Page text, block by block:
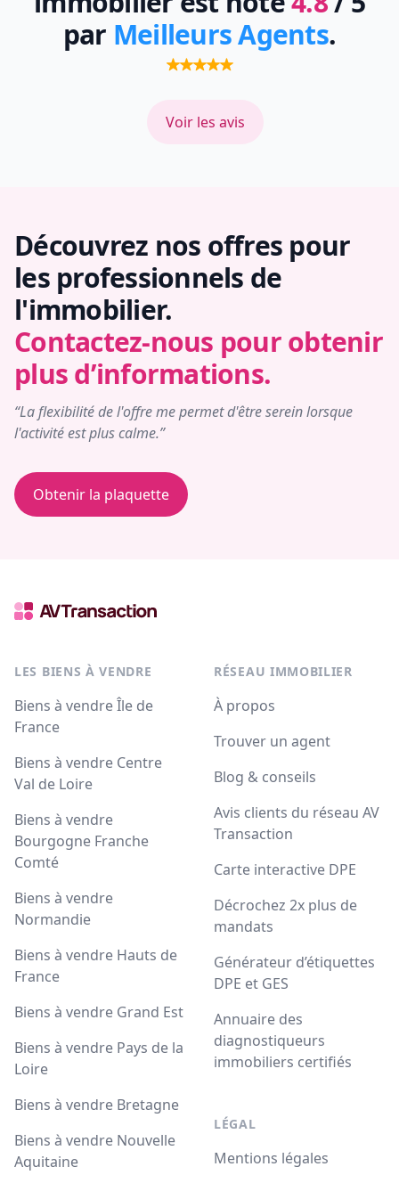
par Meilleurs Agents.
Voir les avis
Découvrez nos offres pour
les professionnels de
l'immobilier.
Contactez-nous pour obtenir
plus d’informations.
“La flexibilité de l'offre me permet d'être serein lorsque
l'activité est plus calme.”
Obtenir la plaquette
LES BIENS À VENDRE
Biens à vendre Île de
France
Biens à vendre Centre
Val de Loire
Biens à vendre
Bourgogne Franche
Comté
Biens à vendre
Normandie
Biens à vendre Hauts de
France
Biens à vendre Grand Est
Biens à vendre Pays de la
Loire
Biens à vendre Bretagne
Biens à vendre Nouvelle
Aquitaine
RÉSEAU IMMOBILIER
À propos
Trouver un agent
Blog & conseils
Avis clients du réseau AV
Transaction
Carte interactive DPE
Décrochez 2x plus de
mandats
Générateur d’étiquettes
DPE et GES
Annuaire des
diagnostiqueurs
immobiliers certifiés
LÉGAL
Mentions légales